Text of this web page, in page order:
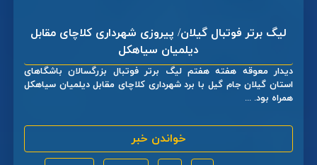
لیگ برتر فوتبال گیلان/ پیروزی شهرداری کلاچای مقابل
دیلمیان سیاهکل
دیدار معوقه هفته هفتم لیگ برتر فوتبال بزرگسالان باشگاهای
استان گیلان جام گیل با برد شهرداری کلاچای مقابل دیلمیان سیاهکل
همراه بود. ...
خواندن خبر